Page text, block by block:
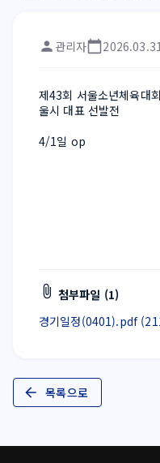
관리자
제43회 서울소년체육대
울시 대표 선발전
4/1일 op
첨부파일 (1)
경기일정(0401).pdf
목록으로